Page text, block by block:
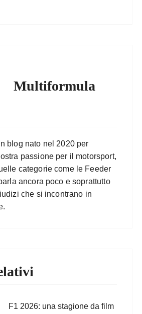
Multiformula
blog nato nel 2020 per
passione per il motorsport,
categorie come le Feeder
ancora poco e soprattutto
che si incontrano in
F1 2026: una stagione da film